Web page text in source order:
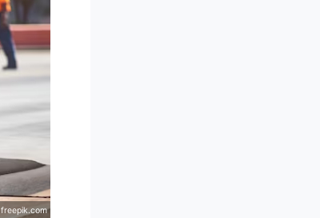
freepik.com